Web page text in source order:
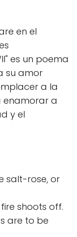
en el
es un poema
su amor
a la
enamorar a
y el
salt-rose, or
shoots off.
are to be